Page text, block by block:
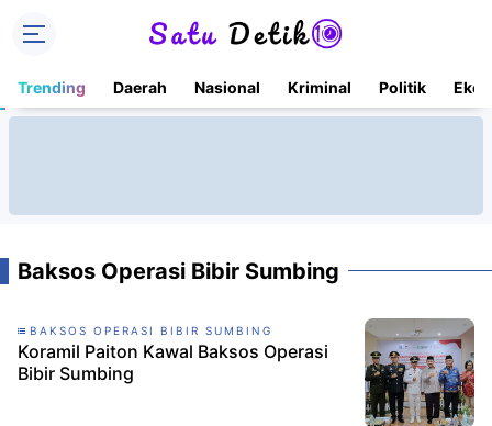
Trending Daerah Nasional Kriminal Politik
Baksos Operasi Bibir Sumbing
BAKSOS OPERASI BIBIR SUMBING
Koramil Paiton Kawal Baksos Operasi
Bibir Sumbing